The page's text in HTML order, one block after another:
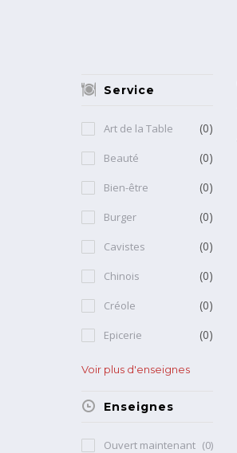
Service
Art de la Table (0)
Beauté (0)
Bien-être (0)
Burger (0)
Cavistes (0)
Chinois (0)
Créole (0)
Epicerie (0)
Voir plus d'enseignes
Enseignes
Ouvert maintenant (0)